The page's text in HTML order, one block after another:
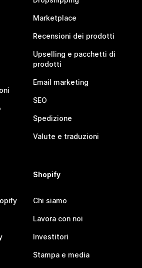
Marketplace
Recensioni dei prodotti
Upselling e pacchetti di
prodotti
Email marketing
SEO
Spedizione
Valute e traduzioni
Shopify
Chi siamo
Lavora con noi
Investitori
Stampa e media